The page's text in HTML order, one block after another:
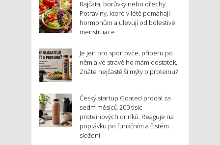
Rajčata, borůvky nebo ořechy.
Potraviny, které v létě pomáhají
hormonům a ulevují od bolestivé
menstruace
Je jen pro sportovce, přiberu po
něm a ve stravě ho mám dostatek.
Znáte nejčastější mýty o proteinu?
Český startup Goated prodal za
sedm měsíců 200 tisíc
proteinových drinků. Reaguje na
poptávku po funkčním a čistém
složení